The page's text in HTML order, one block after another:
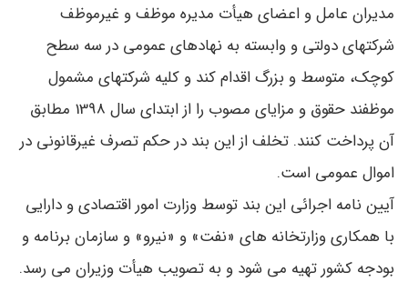
مدیران عامل و اعضای هیأت مدیره موظف و غیرموظف
شرکتهای دولتی و وابسته به نهادهای عمومی در سه سطح
کوچک، متوسط و بزرگ اقدام کند و کلیه شرکتهای مشمول
موظفند حقوق و مزایای مصوب را از ابتدای سال 1398 مطابق
آن پرداخت کنند. تخلف از این بند در حکم تصرف غیرقانونی در
اموال عمومی است.
آیین ‌نامه اجرائی این بند توسط وزارت امور اقتصادی و دارایی
با همکاری وزارتخانه‌ های «نفت» و «نیرو» و سازمان برنامه و
بودجه کشور تهیه می‌ شود و به تصویب هیأت وزیران می­ رسد.